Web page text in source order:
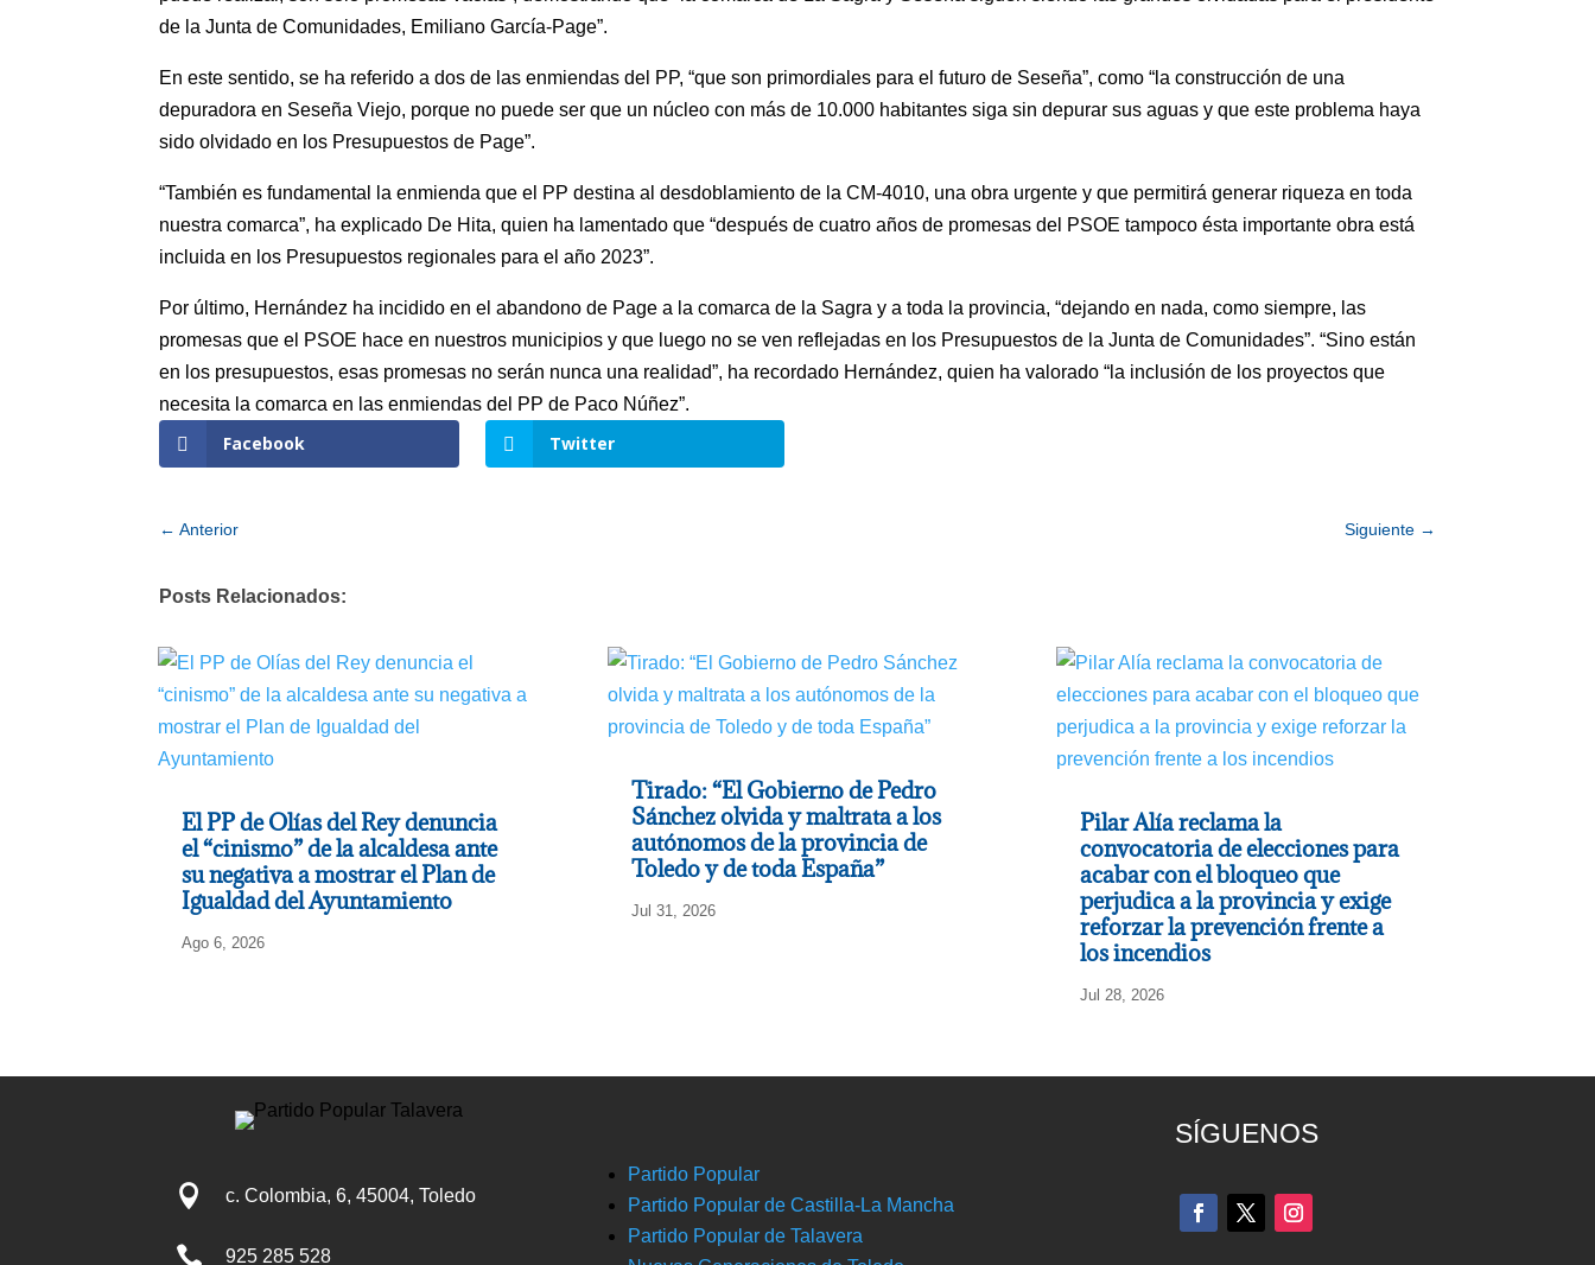
de la Junta de Comunidades, Emiliano García-Page”.
En este sentido, se ha referido a dos de las enmiendas del PP, “que son primordiales para el futuro de Seseña”, como “la construcción de una
depuradora en Seseña Viejo, porque no puede ser que un núcleo con más de 10.000 habitantes siga sin depurar sus aguas y que este problema haya
sido olvidado en los Presupuestos de Page”.
“También es fundamental la enmienda que el PP destina al desdoblamiento de la CM-4010, una obra urgente y que permitirá generar riqueza en toda
nuestra comarca”, ha explicado De Hita, quien ha lamentado que “después de cuatro años de promesas del PSOE tampoco ésta importante obra está
incluida en los Presupuestos regionales para el año 2023”.
Por último, Hernández ha incidido en el abandono de Page a la comarca de la Sagra y a toda la provincia, “dejando en nada, como siempre, las
promesas que el PSOE hace en nuestros municipios y que luego no se ven reflejadas en los Presupuestos de la Junta de Comunidades”. “Sino están
en los presupuestos, esas promesas no serán nunca una realidad”, ha recordado Hernández, quien ha valorado “la inclusión de los proyectos que
necesita la comarca en las enmiendas del PP de Paco Núñez”.
Facebook Twitter
←Anterior Siguiente→
Posts Relacionados:
El PP de Olías del Rey denuncia
el “cinismo” de la alcaldesa ante
su negativa a mostrar el Plan de
Igualdad del Ayuntamiento
Ago 6, 2026
Tirado: “El Gobierno de Pedro
Sánchez olvida y maltrata a los
autónomos de la provincia de
Toledo y de toda España”
Jul 31, 2026
Pilar Alía reclama la
convocatoria de elecciones para
acabar con el bloqueo que
perjudica a la provincia y exige
reforzar la prevención frente a
los incendios
Jul 28, 2026
 c. Colombia, 6, 45004, Toledo
 925 285 528
Partido Popular
Partido Popular de Castilla-La Mancha
Partido Popular de Talavera
SÍGUENOS